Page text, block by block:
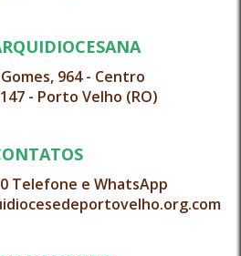
964 - Centro
- Porto Velho (RO)
Telefone e WhatsApp